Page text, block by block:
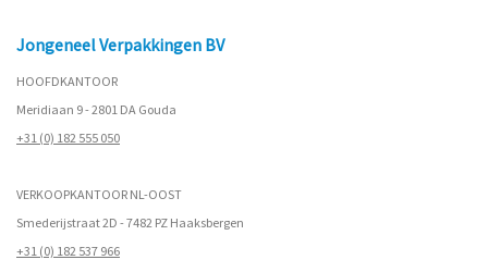
Jongeneel Verpakkingen BV
HOOFDKANTOOR
Meridiaan 9 - 2801 DA Gouda
+31 (0) 182 555 050
VERKOOPKANTOOR NL-OOST
Smederijstraat 2D - 7482 PZ Haaksbergen
+31 (0) 182 537 966